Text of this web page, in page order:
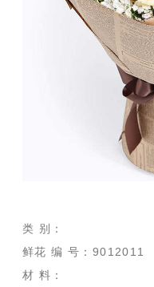
类 别：
鲜花 编 号：9012011
材 料：